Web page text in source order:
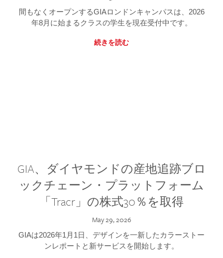
間もなくオープンするGIAロンドンキャンパスは、2026
年8月に始まるクラスの学生を現在受付中です。
続きを読む
GIA、ダイヤモンドの産地追跡ブロ
ックチェーン・プラットフォーム
「Tracr」の株式30％を取得
May 29, 2026
GIAは2026年1月1日、デザインを一新したカラーストー
ンレポートと新サービスを開始します。